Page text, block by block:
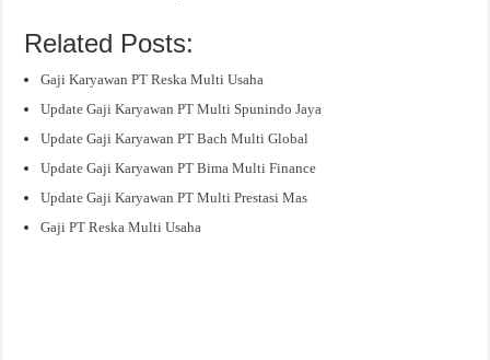
Related Posts:
Gaji Karyawan PT Reska Multi Usaha
Update Gaji Karyawan PT Multi Spunindo Jaya
Update Gaji Karyawan PT Bach Multi Global
Update Gaji Karyawan PT Bima Multi Finance
Update Gaji Karyawan PT Multi Prestasi Mas
Gaji PT Reska Multi Usaha